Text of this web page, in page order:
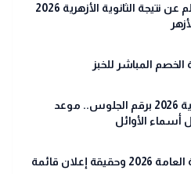
رابط شغال الآن.. استعلم عن نتيجة الثانوية الأزهرية 2026
المباشر للخبز
رابط نتيجة الثانوية الأزهرية 2026 برقم الجلوس.. موعد
أسماء الأوائل
موعد حسم نتيجة الثانوية العامة 2026 وحقيقة إعلان قائمة